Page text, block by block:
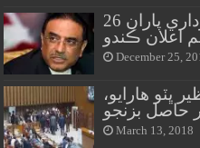
جي آءِ ٽي رپورٽ: آصف زرداري پاران 26
اعلان ڪندو
December 25,
ڀٽو هارايو،
حاصل بزنجو
March 13, 2018